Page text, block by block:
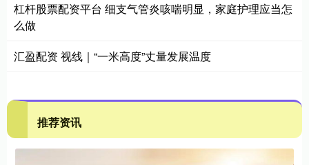
杠杆股票配资平台 细支气管炎咳喘明显，家庭护理应当怎
么做
汇盈配资 视线｜“一米高度”丈量发展温度
推荐资讯